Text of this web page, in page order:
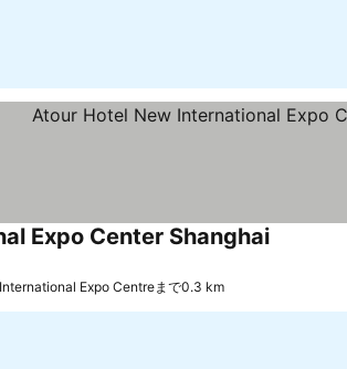
Expo Center Shanghai料金を表示
Expo Centreまで0.3 km